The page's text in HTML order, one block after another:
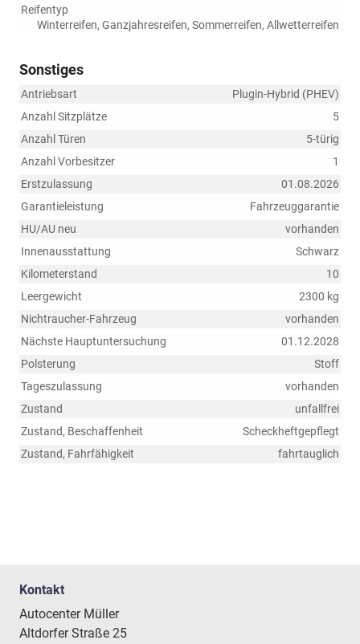
Reifentyp
Winterreifen, Ganzjahresreifen, Sommerreifen, Allwetterreifen
Sonstiges
Antriebsart
Plugin-Hybrid (PHEV)
Anzahl Sitzplätze
5
Anzahl Türen
5-türig
Anzahl Vorbesitzer
1
Erstzulassung
01.08.2026
Garantieleistung
Fahrzeuggarantie
HU/AU neu
vorhanden
Innenausstattung
Schwarz
Kilometerstand
10
Leergewicht
2300 kg
Nichtraucher-Fahrzeug
vorhanden
Nächste Hauptuntersuchung
01.12.2028
Polsterung
Stoff
Tageszulassung
vorhanden
Zustand
unfallfrei
Zustand, Beschaffenheit
Scheckheftgepflegt
Zustand, Fahrfähigkeit
fahrtauglich
Kontakt
Autocenter Müller
Altdorfer Straße 25